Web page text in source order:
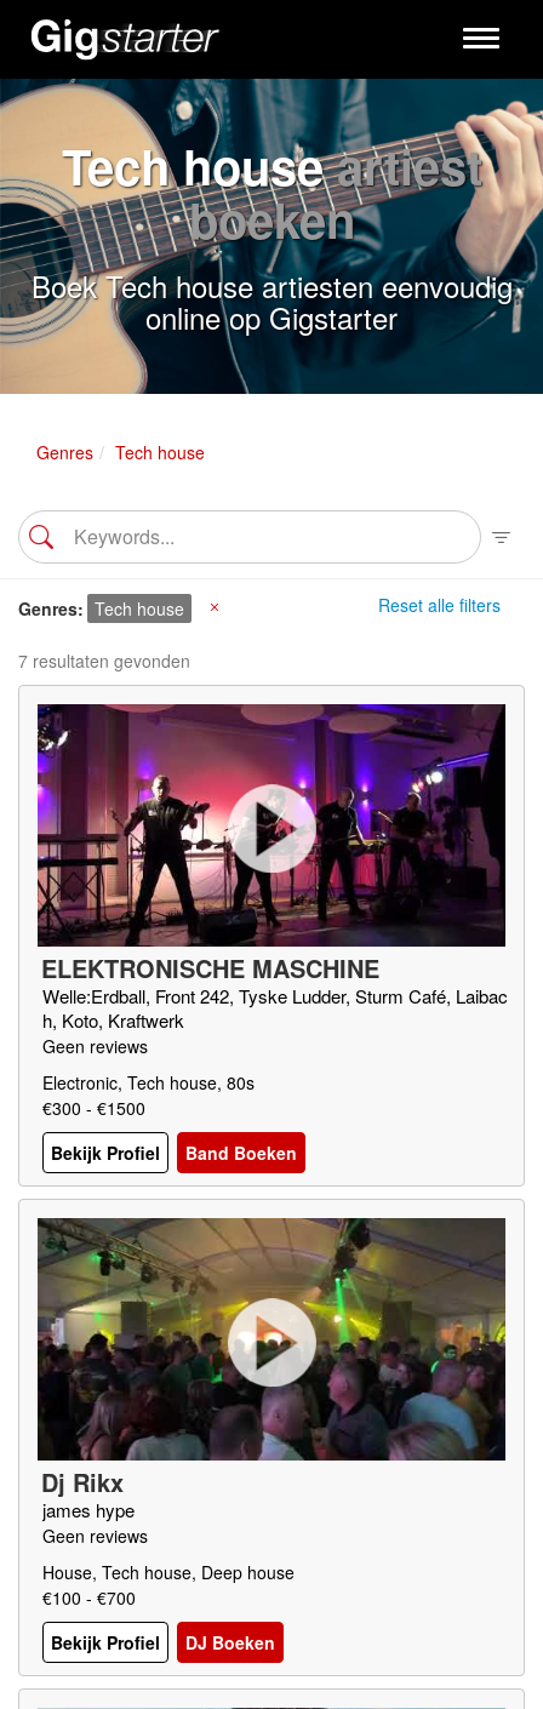
Toggle
Tech houseartiest
boeken
Boek Tech house artiesten eenvoudig
online op Gigstarter
Genres Tech house
Reset alle filters
Genres Tech house
7 resultaten gevonden
ELEKTRONISCHE MASCHINE
Welle:Erdball, Front 242, Tyske Ludder, Sturm Café, Laibac
h, Koto, Kraftwerk
Geen reviews
Electronic, Tech house, 80s
€300 - €1500
Bekijk Profiel
Band Boeken
Dj Rikx
james hype
Geen reviews
House, Tech house, Deep house
€100 - €700
Bekijk Profiel
DJ Boeken